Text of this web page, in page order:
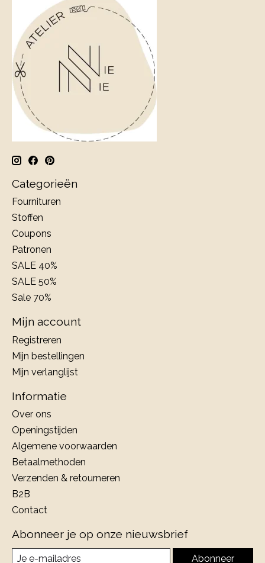
Categorieën
Fournituren
Stoffen
Coupons
Patronen
SALE 40%
SALE 50%
Sale 70%
Mijn account
Registreren
Mijn bestellingen
Mijn verlanglijst
Informatie
Over ons
Openingstijden
Algemene voorwaarden
Betaalmethoden
Verzenden & retourneren
B2B
Contact
Abonneer je op onze nieuwsbrief
Abonneer